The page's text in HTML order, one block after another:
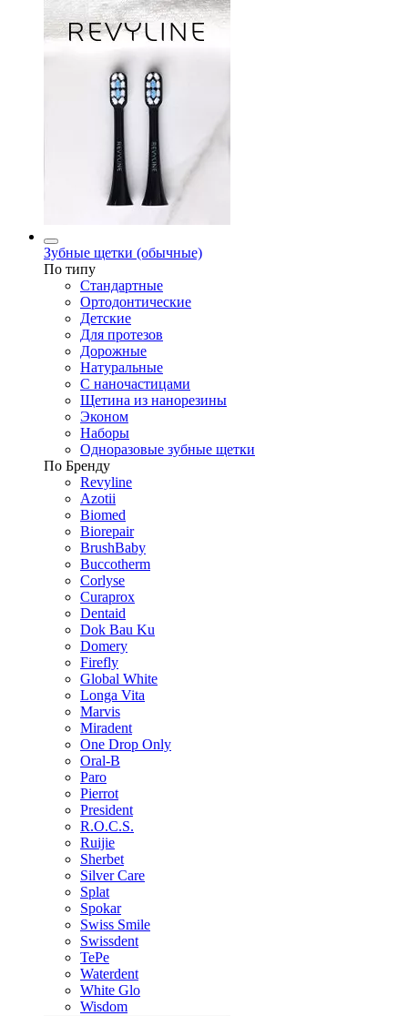
Зубные щетки (обычные)
По типу
Стандартные
Ортодонтические
Детские
Для протезов
Дорожные
Натуральные
С наночастицами
Щетина из нанорезины
Эконом
Наборы
Одноразовые зубные щетки
По Бренду
Revyline
Azotii
Biomed
Biorepair
BrushBaby
Buccotherm
Corlyse
Curaprox
Dentaid
Dok Bau Ku
Domery
Firefly
Global White
Longa Vita
Marvis
Miradent
One Drop Only
Oral-B
Paro
Pierrot
President
R.O.C.S.
Ruijie
Sherbet
Silver Care
Splat
Spokar
Swiss Smile
Swissdent
TePe
Waterdent
White Glo
Wisdom